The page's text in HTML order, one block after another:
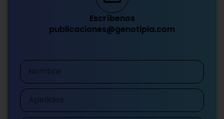
Escríbenos
publicaciones@genotipia.com
Nombre
Apellidos